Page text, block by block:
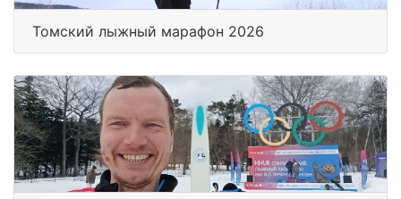
Томский лыжный марафон 2026